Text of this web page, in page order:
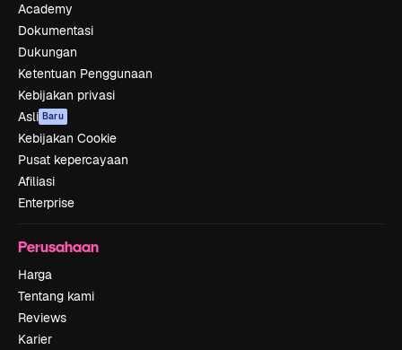
Academy
Dokumentasi
Dukungan
Ketentuan Penggunaan
Kebijakan privasi
Asli Baru
Kebijakan Cookie
Pusat kepercayaan
Afiliasi
Enterprise
Perusahaan
Harga
Tentang kami
Reviews
Karier